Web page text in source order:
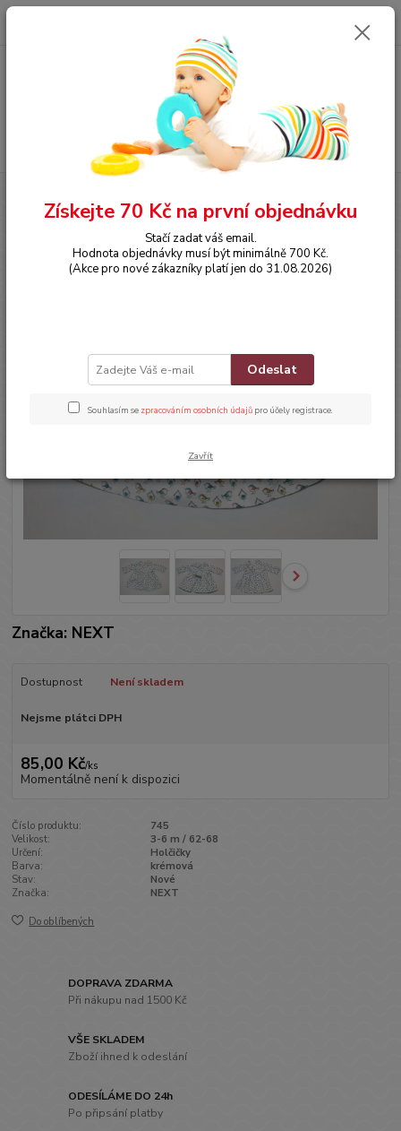
Hledat
0,00 Kč
Šatičky
Značka: NEXT
Dostupnost Není skladem
Nejsme plátci DPH
85,00 Kč/ks
Momentálně není k dispozici
Číslo produktu:
745
Velikost:
3-6 m / 62-68
Určení:
Holčičky
Barva:
krémová
Stav:
Nové
Značka:
NEXT
Do oblíbených
DOPRAVA ZDARMA
Při nákupu nad 1500 Kč
VŠE SKLADEM
Zboží ihned k odeslání
ODESÍLÁME DO 24h
Po připsání platby
Získejte 70 Kč na první objednávku
Stačí zadat váš email.
Hodnota objednávky musí být minimálně 700 Kč.
(Akce pro nové zákazníky platí jen do 31.08.2026)
Odeslat
Souhlasím se zpracováním osobních údajů pro účely registrace.
Zavřít